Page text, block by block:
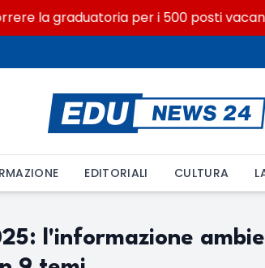
la graduatoria per i 500 posti
EDITORIALI CULTURA
l'informazione